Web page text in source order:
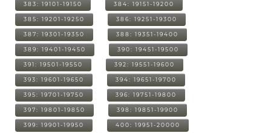
383: 19101-19150 384: 19151-19200
385: 19201-19250 386: 19251-19300
387: 19301-19350 388: 19351-19400
389: 19401-19450 390: 19451-19500
391: 19501-19550 392: 19551-19600
393: 19601-19650 394: 19651-19700
395: 19701-19750 396: 19751-19800
397: 19801-19850 398: 19851-19900
399: 19901-19950 400: 19951-20000